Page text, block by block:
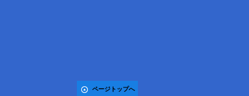
ページトップへ